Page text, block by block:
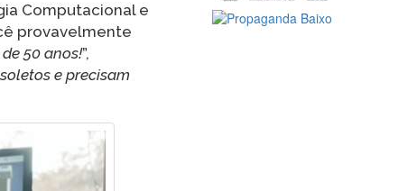
Computacional e
provavelmente
50 anos!”,
e precisam